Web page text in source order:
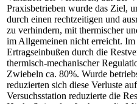
Praxisbetrieben wurde das Ziel,
durch einen rechtzeitigen und
zu verhindern, mit thermischer
im Allgemeinen nicht erreicht.
Ertragseinbußen durch die
thermisch-mechanischer
Zwiebeln ca. 80%. Wurde
reduzierten sich diese Verluste
Versuchsstation reduzierte die